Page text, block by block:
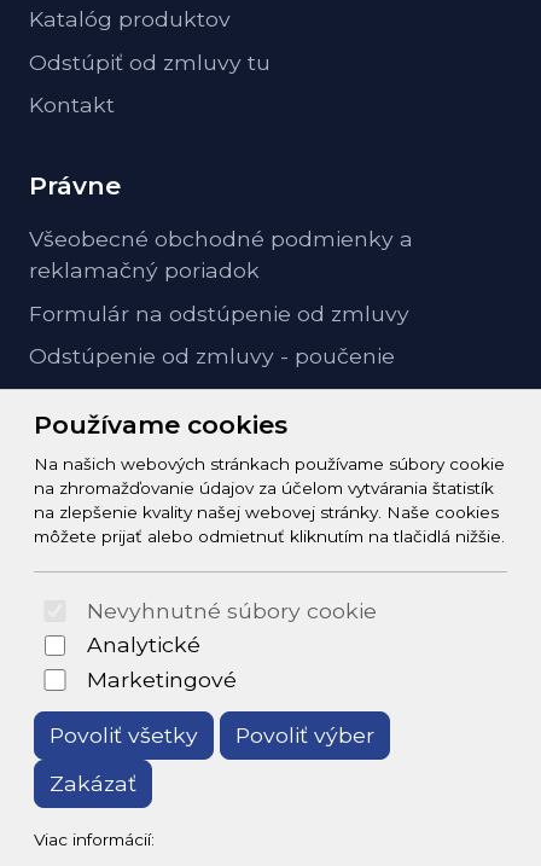
Používame cookies
Na našich webových stránkach používame súbory cookie
na zhromažďovanie údajov za účelom vytvárania štatistík
na zlepšenie kvality našej webovej stránky. Naše cookies
môžete prijať alebo odmietnuť kliknutím na tlačidlá nižšie.
Nevyhnutné súbory cookie
Analytické
Marketingové
Povoliť všetky
Povoliť výber
Zakázať
Viac informácií:
Katalóg produktov
Odstúpiť od zmluvy tu
Kontakt
Právne
Všeobecné obchodné podmienky a
reklamačný poriadok
Formulár na odstúpenie od zmluvy
Odstúpenie od zmluvy - poučenie
Kontakt
info@zeleziarstvo-majster.sk
+421456812908
© 2026 Arrabella s.r.o., mayabella s.r.o., Všetky práva
Hosting: